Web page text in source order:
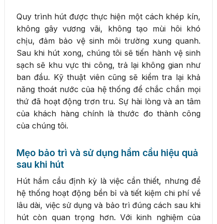
Quy trình hút được thực hiện một cách khép kín,
không gây vương vãi, không tạo mùi hôi khó
chịu, đảm bảo vệ sinh môi trường xung quanh.
Sau khi hút xong, chúng tôi sẽ tiến hành vệ sinh
sạch sẽ khu vực thi công, trả lại không gian như
ban đầu. Kỹ thuật viên cũng sẽ kiểm tra lại khả
năng thoát nước của hệ thống để chắc chắn mọi
thứ đã hoạt động trơn tru. Sự hài lòng và an tâm
của khách hàng chính là thước đo thành công
của chúng tôi.
Mẹo bảo trì và sử dụng hầm cầu hiệu quả
sau khi hút
Hút hầm cầu định kỳ là việc cần thiết, nhưng để
hệ thống hoạt động bền bỉ và tiết kiệm chi phí về
lâu dài, việc sử dụng và bảo trì đúng cách sau khi
hút còn quan trọng hơn. Với kinh nghiệm của